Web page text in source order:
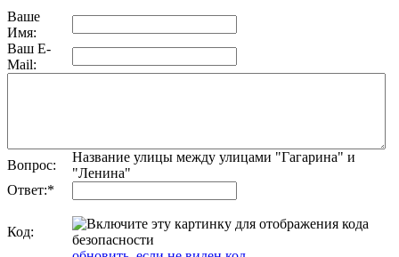
Ваше
Имя:
Ваш E-
Mail:
Вопрос:
Название улицы между улицами "Гагарина" и
"Ленина"
Ответ:*
Код: